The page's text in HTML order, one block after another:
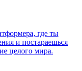
где ты
и постараешься
целого мира.